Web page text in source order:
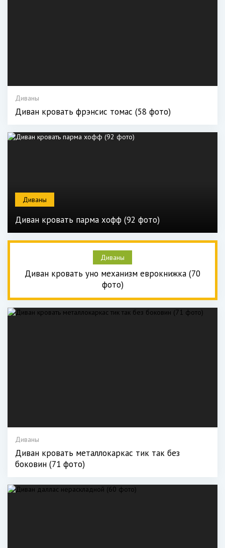
Диваны
Диван кровать фрэнсис томас (58 фото)
Диваны
Диван кровать парма хофф (92 фото)
Диваны
Диван кровать уно механизм еврокнижка (70
фото)
Диваны
Диван кровать металлокаркас тик так без
боковин (71 фото)